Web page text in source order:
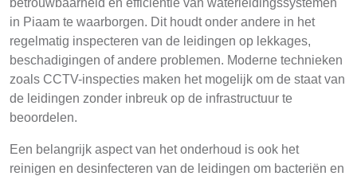
betrouwbaarheid en efficiëntie van waterleidingssystemen
in Piaam te waarborgen. Dit houdt onder andere in het
regelmatig inspecteren van de leidingen op lekkages,
beschadigingen of andere problemen. Moderne technieken
zoals CCTV-inspecties maken het mogelijk om de staat van
de leidingen zonder inbreuk op de infrastructuur te
beoordelen.
Een belangrijk aspect van het onderhoud is ook het
reinigen en desinfecteren van de leidingen om bacteriën en